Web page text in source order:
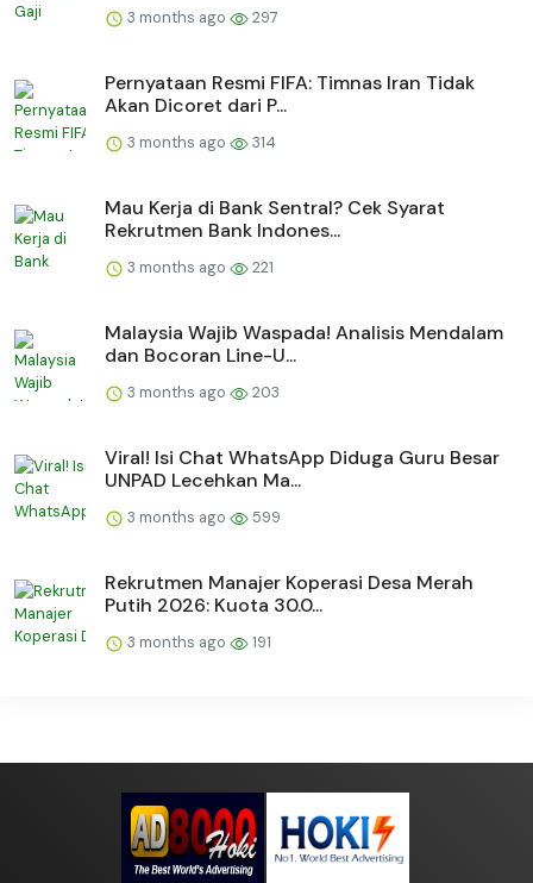
3 months ago 297
Pernyataan Resmi FIFA: Timnas Iran Tidak
Akan Dicoret dari P...
3 months ago 314
Mau Kerja di Bank Sentral? Cek Syarat
Rekrutmen Bank Indones...
3 months ago 221
Malaysia Wajib Waspada! Analisis Mendalam
dan Bocoran Line-U...
3 months ago 203
Viral! Isi Chat WhatsApp Diduga Guru Besar
UNPAD Lecehkan Ma...
3 months ago 599
Rekrutmen Manajer Koperasi Desa Merah
Putih 2026: Kuota 30.0...
3 months ago 191